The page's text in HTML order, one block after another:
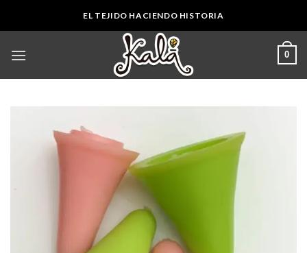
EL TEJIDO HACIENDO HISTORIA
0